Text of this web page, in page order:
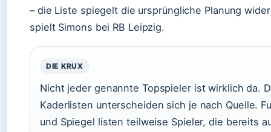
– die Liste spiegelt die ursprüngliche Planung
spielt Simons bei RB Leipzig.
DIE KRUX
Nicht jeder genannte Topspieler ist wirklich da.
Kaderlisten unterscheiden sich je nach Quelle.
und Spiegel listen teilweise Spieler, die bereits